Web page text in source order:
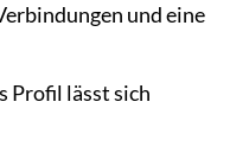
und eine
Profil lässt sich